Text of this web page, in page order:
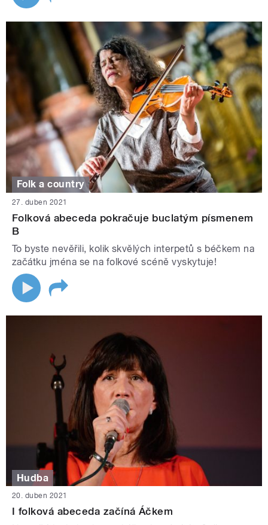
Folk a country
27. duben 2021
Folková abeceda pokračuje buclatým písmenem
B
To byste nevěřili, kolik skvělých interpetů s béčkem na
začátku jména se na folkové scéně vyskytuje!
Hudba
20. duben 2021
I folková abeceda začíná Áčkem